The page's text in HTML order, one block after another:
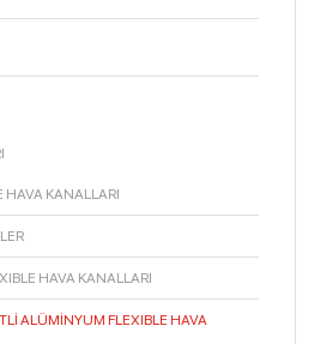
HAVA KANALLARI
HAVA KANALLARI
ALÜMİNYUM FLEXIBLE HAVA